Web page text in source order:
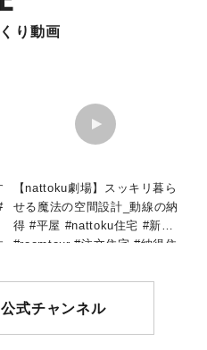
り動画
【nattoku劇場】スッキリ暮ら
せる魔法の空間設計_動線の納
得 #平屋 #nattoku住宅 #新築
#roomtour #注文住宅 #納得住
式チャンネル